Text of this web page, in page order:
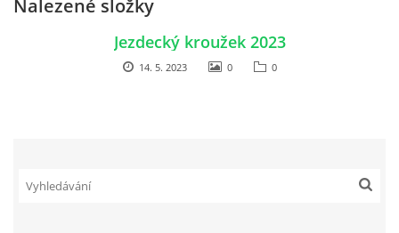
Nalezené složky
Jezdecký kroužek 2023
14. 5. 2023 0 0